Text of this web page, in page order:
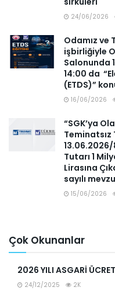
24/06/2026
Odamız ve
işbirliğiyle
Salonunda
14:00 da
(ETDS)”
16/06/2026
“SGK’ya
Teminatsız
13.06.2026/
Tutarı 1
Lirasına
sayılı
15/06/2026
Çok Okunanlar
2026 YILI ASGARİ
24/12/2025 2K